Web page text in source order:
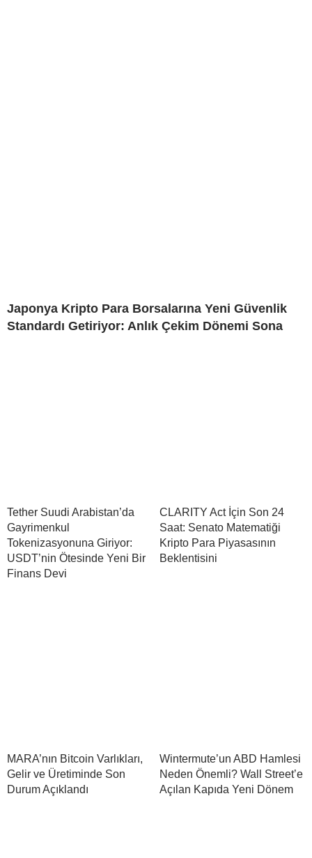
Japonya Kripto Para Borsalarına Yeni Güvenlik
Standardı Getiriyor: Anlık Çekim Dönemi Sona
Tether Suudi Arabistan’da
Gayrimenkul
Tokenizasyonuna Giriyor:
USDT’nin Ötesinde Yeni Bir
Finans Devi
CLARITY Act İçin Son 24
Saat: Senato Matematiği
Kripto Para Piyasasının
Beklentisini
MARA’nın Bitcoin Varlıkları,
Gelir ve Üretiminde Son
Durum Açıklandı
Wintermute’un ABD Hamlesi
Neden Önemli? Wall Street’e
Açılan Kapıda Yeni Dönem